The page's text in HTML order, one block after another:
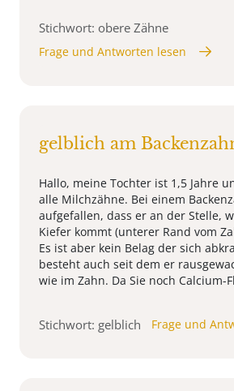
Stichwort: obere Zähne
Frage und Antworten lesen
gelblich am
Hallo, meine Tochter ist 1,5 Jahre
alle Milchzähne. Bei einem
aufgefallen, dass er an der Stelle,
Kiefer kommt (unterer Rand vom
Es ist aber kein Belag der sich
besteht auch seit dem er
wie im Zahn. Da Sie noch Calcium-
Stichwort: gelblich Frage und